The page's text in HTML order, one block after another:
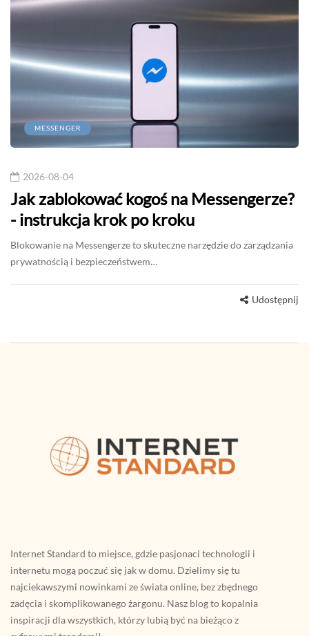
MESSENGER
2026-08-04
Jak zablokować kogoś na Messengerze?
- instrukcja krok po kroku
Blokowanie na Messengerze to skuteczne narzędzie do zarządzania
prywatnością i bezpieczeństwem…
Udostępnij
Internet Standard to miejsce, gdzie pasjonaci technologii i
internetu mogą poczuć się jak w domu. Dzielimy się tu
najciekawszymi nowinkami ze świata online, bez zbędnego
zadęcia i skomplikowanego żargonu. Nasz blog to kopalnia
inspiracji dla wszystkich, którzy lubią być na bieżąco z